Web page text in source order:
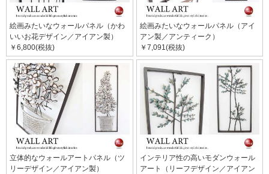
絵画みたいなウォールパネル（かわ
いいお花デザイン／アイアン製）
￥6,800(税抜)
絵画みたいなウォールパネル（アイ
アン製／アンティーク）
￥7,091(税抜)
立体的なウォールアートパネル（ツ
リーデザイン／アイアン製）
インテリア性の高いモダンウォール
アート（リーフデザイン／アイアン